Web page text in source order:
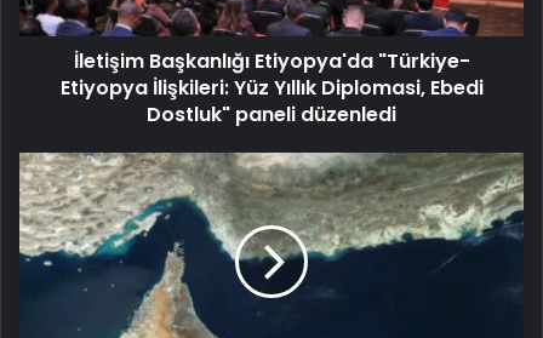
İletişim Başkanlığı Etiyopya'da "Türkiye-
Etiyopya İlişkileri: Yüz Yıllık Diplomasi, Ebedi
Dostluk" paneli düzenledi